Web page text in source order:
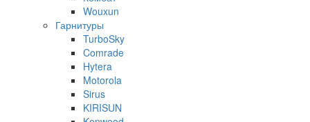
Wouxun
Гарнитуры
TurboSky
Comrade
Hytera
Motorola
Sirus
KIRISUN